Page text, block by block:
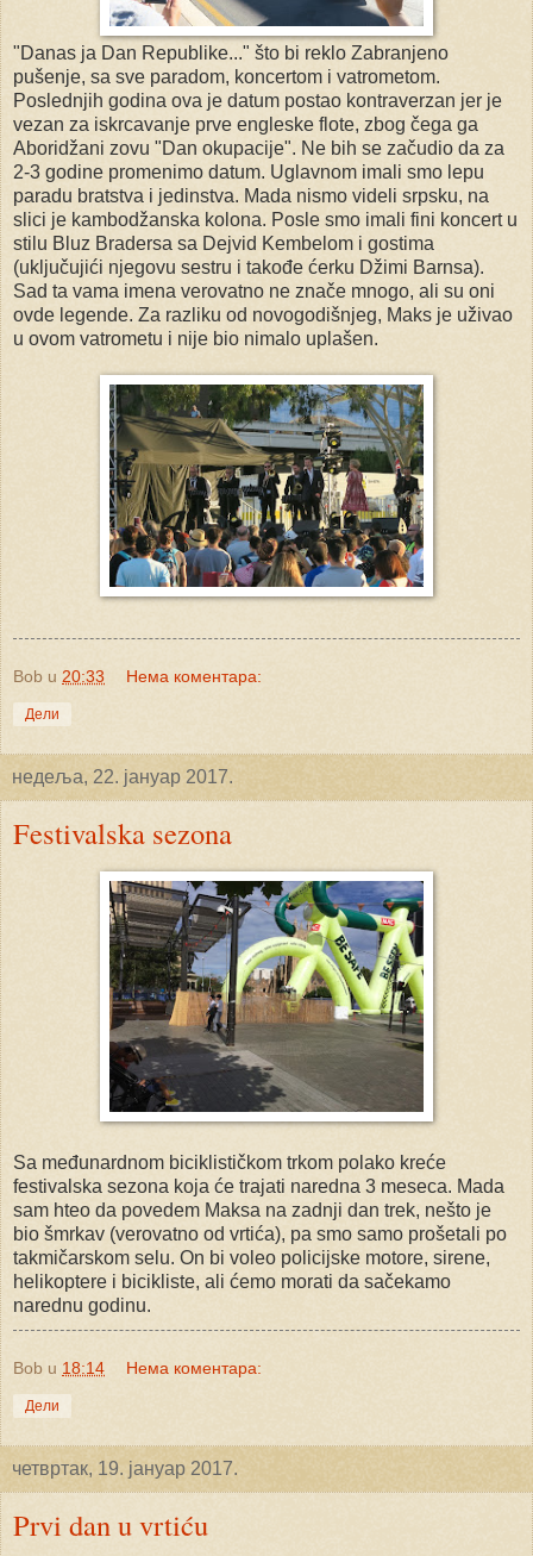
"Danas ja Dan Republike..." što bi reklo Zabranjeno
pušenje, sa sve paradom, koncertom i vatrometom.
Poslednjih godina ova je datum postao kontraverzan jer je
vezan za iskrcavanje prve engleske flote, zbog čega ga
Aboridžani zovu "Dan okupacije". Ne bih se začudio da za
2-3 godine promenimo datum. Uglavnom imali smo lepu
paradu bratstva i jedinstva. Mada nismo videli srpsku, na
slici je kambodžanska kolona. Posle smo imali fini koncert u
stilu Bluz Bradersa sa Dejvid Kembelom i gostima
(uključujići njegovu sestru i takođe ćerku Džimi Barnsa).
Sad ta vama imena verovatno ne znače mnogo, ali su oni
ovde legende. Za razliku od novogodišnjeg, Maks je uživao
u ovom vatrometu i nije bio nimalo uplašen.
Bob u 20:33 Нема коментара:
Дели
недеља, 22. јануар 2017.
Festivalska sezona
Sa međunardnom biciklističkom trkom polako kreće
festivalska sezona koja će trajati naredna 3 meseca. Mada
sam hteo da povedem Maksa na zadnji dan trek, nešto je
bio šmrkav (verovatno od vrtića), pa smo samo prošetali po
takmičarskom selu. On bi voleo policijske motore, sirene,
helikoptere i bicikliste, ali ćemo morati da sačekamo
narednu godinu.
Bob u 18:14 Нема коментара:
Дели
четвртак, 19. јануар 2017.
Prvi dan u vrtiću